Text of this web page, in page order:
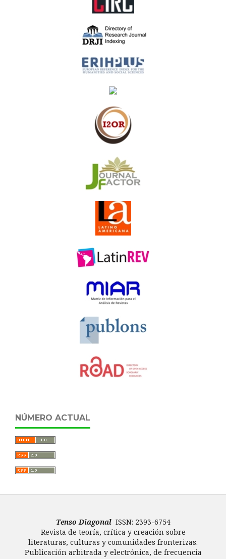
NÚMERO ACTUAL
Tenso Diagonal ISSN: 2393-6754
Revista de teoría, crítica y creación sobre
literaturas, culturas y comunidades fronterizas.
Publicación arbitrada y electrónica, de frecuencia